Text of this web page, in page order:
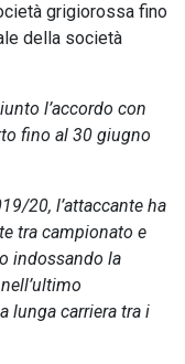
grigiorossa fino
della società
l’accordo con
fino al 30 giugno
20, l’attaccante ha
tra campionato e
indossando la
lunga carriera tra i